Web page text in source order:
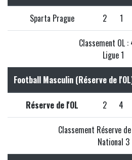
Sparta Prague 2 1
Classement OL :
Ligue 1
Football Masculin (Réserve de
Réserve de l'OL 2 4
Classement Réserve
National 3